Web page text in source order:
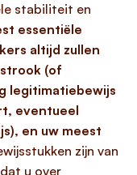
stabiliteit en
essentiële
altijd zullen
(of
legitimatiebewijs
eventueel
en uw meest
zijn van
u over